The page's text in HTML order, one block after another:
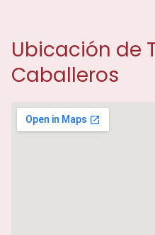
Ubicación de
Caballeros